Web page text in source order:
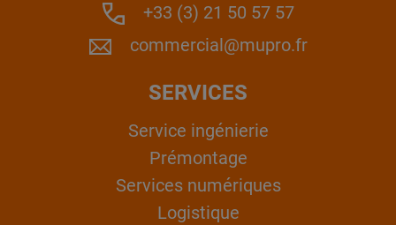
+33 (3) 21 50 57 57
commercial@mupro.fr
SERVICES
Service ingénierie
Prémontage
Services numériques
Logistique